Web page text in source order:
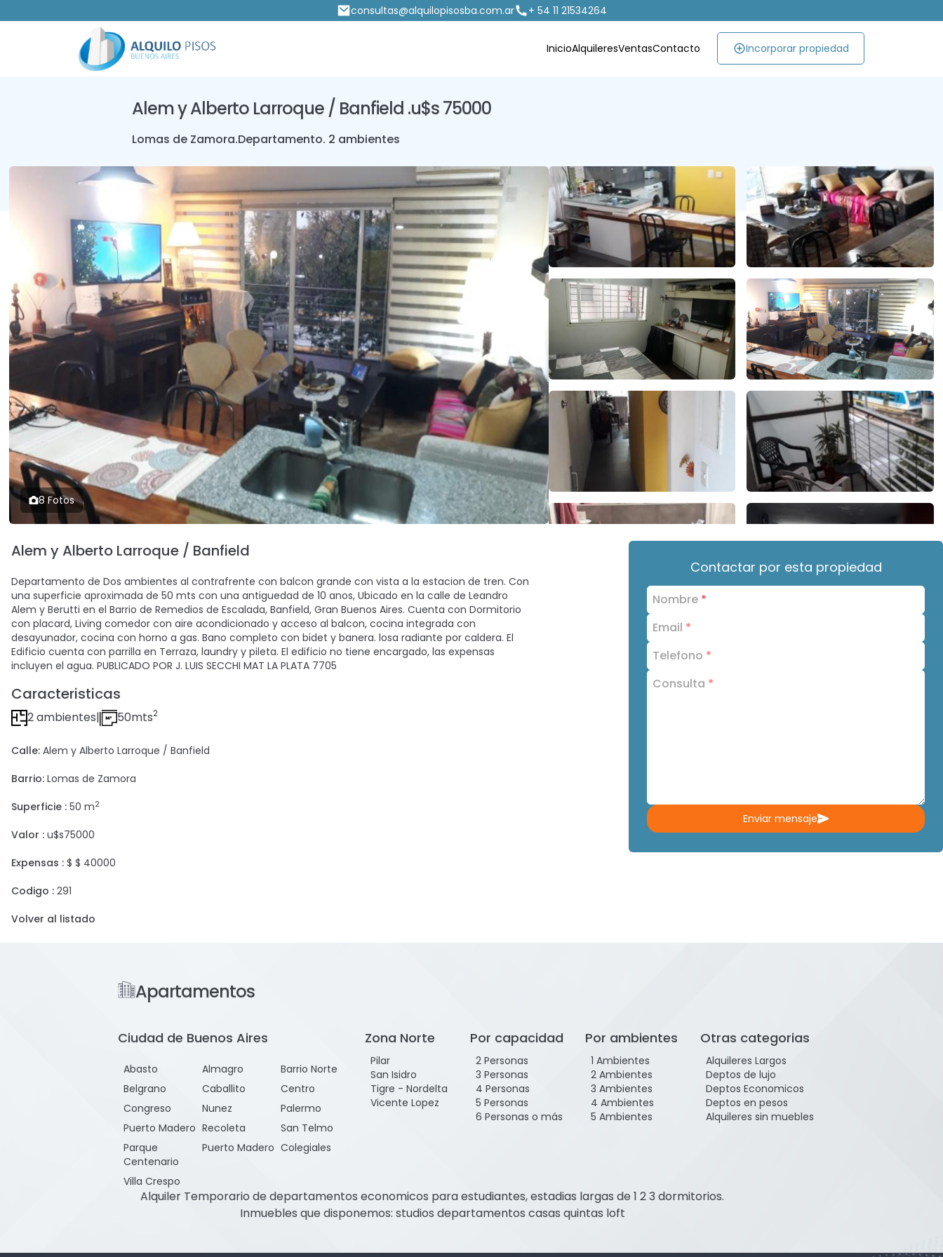
consultas@alquilopisosba.com.ar + 54 11 21534264
InicioAlquileresVentasContacto Incorporar propiedad
Alem y Alberto Larroque / Banfield .u$s 75000
Lomas de Zamora.Departamento. 2 ambientes
8 Fotos
Alem y Alberto Larroque / Banfield
Departamento de Dos ambientes al contrafrente con balcon grande con vista a la estacion de tren. Con
una superficie aproximada de 50 mts con una antiguedad de 10 anos, Ubicado en la calle de Leandro
Alem y Berutti en el Barrio de Remedios de Escalada, Banfield, Gran Buenos Aires. Cuenta con Dormitorio
con placard, Living comedor con aire acondicionado y acceso al balcon, cocina integrada con
desayunador, cocina con horno a gas. Bano completo con bidet y banera. losa radiante por caldera. El
Edificio cuenta con parrilla en Terraza, laundry y pileta. El edificio no tiene encargado, las expensas
incluyen el agua. PUBLICADO POR J. LUIS SECCHI MAT LA PLATA 7705
Caracteristicas
2 ambientes| 50mts2
Calle: Alem y Alberto Larroque / Banfield
Barrio: Lomas de Zamora
Superficie : 50 m2
Valor : u$s75000
Expensas : $ $ 40000
Codigo : 291
Volver al listado
Contactar por esta propiedad
Nombre *
Email *
Telefono *
Consulta *
Enviar mensaje
Apartamentos
Ciudad de Buenos Aires
Abasto Almagro
Barrio Norte
Belgrano
Caballito
Centro
Congreso
Nunez
Palermo
Puerto Madero Recoleta
San Telmo
Parque
Centenario
Puerto Madero Colegiales
Villa Crespo
Zona Norte
Pilar
San Isidro
Tigre - Nordelta
Vicente Lopez
Por capacidad
2 Personas
3 Personas
4 Personas
5 Personas
6 Personas o más
Por ambientes
1 Ambientes
2 Ambientes
3 Ambientes
4 Ambientes
5 Ambientes
Otras categorias
Alquileres Largos
Deptos de lujo
Deptos Economicos
Deptos en pesos
Alquileres sin muebles
Alquiler Temporario de departamentos economicos para estudiantes, estadias largas de 1 2 3 dormitorios.
Inmuebles que disponemos: studios departamentos casas quintas loft